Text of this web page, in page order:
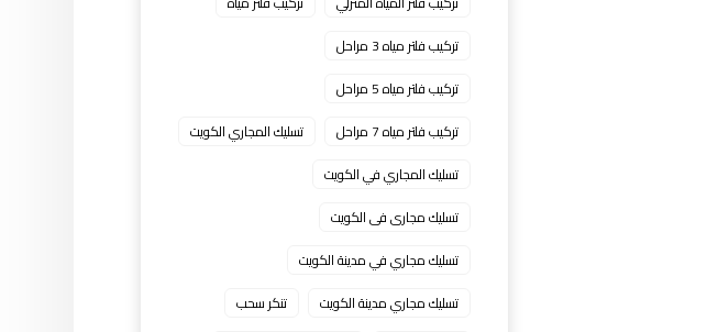
تركيب فلتر مياه 3 مراحل
تركيب فلتر مياه 5 مراحل
تركيب فلتر مياه 7 مراحل
تسليك المجاري الكويت
تسليك المجاري في الكويت
تسليك مجارى فى الكويت
تسليك مجاري في مدينة الكويت
تسليك مجاري مدينة الكويت
تنكر سحب